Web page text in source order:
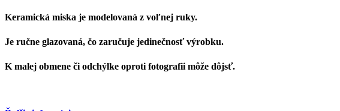
Keramická miska je modelovaná z voľnej ruky.
Je ručne glazovaná, čo zaručuje jedinečnosť výrobku.
K malej obmene či odchýlke oproti fotografii môže dôjsť.